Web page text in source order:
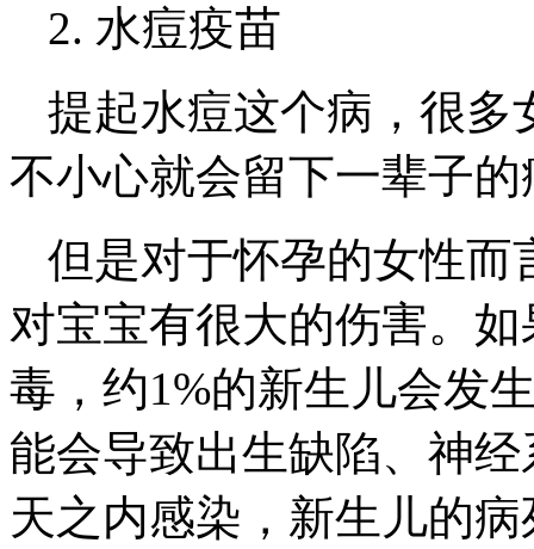
2. 水痘疫苗
提起水痘这个病，很多
不小心就会留下一辈子的
但是对于怀孕的女性而
对宝宝有很大的伤害。
毒，约1%的新生儿会发
能会导致出生缺陷、神
天之内感染，新生儿的